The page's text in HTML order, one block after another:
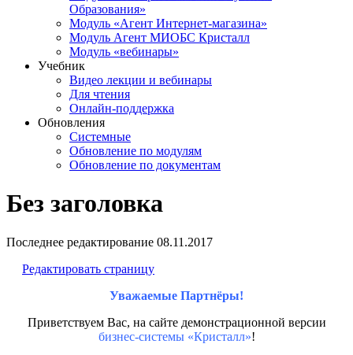
Образования»
Модуль «Агент Интернет-магазина»
Модуль Агент МИОБС Кристалл
Модуль «вебинары»
Учебник
Видео лекции и вебинары
Для чтения
Онлайн-поддержка
Обновления
Системные
Обновление по модулям
Обновление по документам
Без заголовка
Последнее редактирование 08.11.2017
Редактировать страницу
Уважаемые Партнёры!
Приветствуем Вас, на сайте демонстрационной версии
бизнес-системы «Кристалл»!